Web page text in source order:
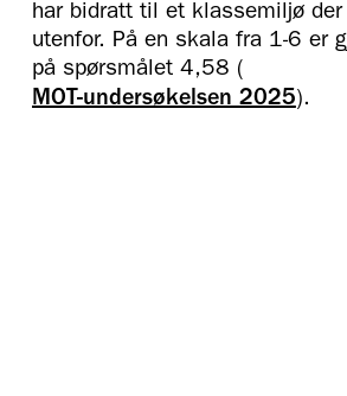
har bidratt til et klassemiljø der
utenfor. På en skala fra 1-6 er
på spørsmålet 4,58 (
MOT-undersøkelsen 2025).